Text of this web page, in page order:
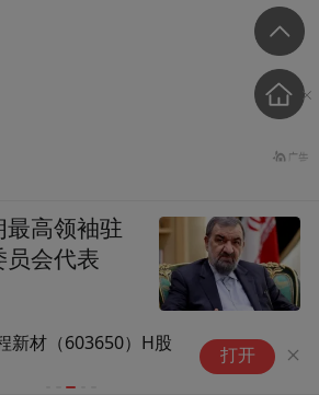
新材（603650）H股
拓新药业：
深交所受理
打开
最高领袖驻
员会代表